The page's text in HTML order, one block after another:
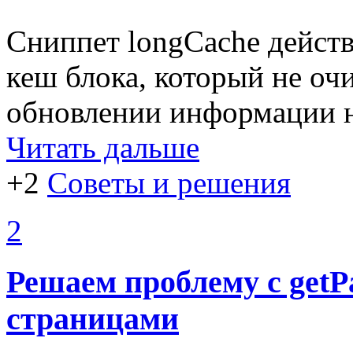
Сниппет longCache
кеш блока, который не
обновлении информации
Читать дальше
+2 Советы и решения
2
Решаем проблему с
страницами